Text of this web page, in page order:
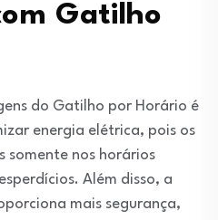
Gatilho
do Gatilho por Horário é
energia elétrica, pois os
somente nos horários
Além disso, a
mais segurança,